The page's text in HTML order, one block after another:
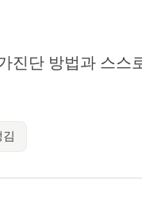
진단 방법과 스스
김